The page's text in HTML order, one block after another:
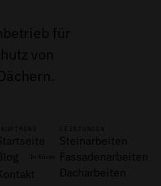
für
von
Steinarbeiten
Fassadenarbeiten
Dacharbeiten